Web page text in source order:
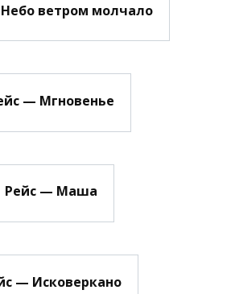
ветром молчало
— Мгновенье
Рейс — Маша
— Исковеркано